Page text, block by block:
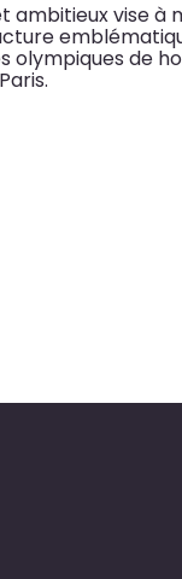
ambitieux vise à
olympiques de